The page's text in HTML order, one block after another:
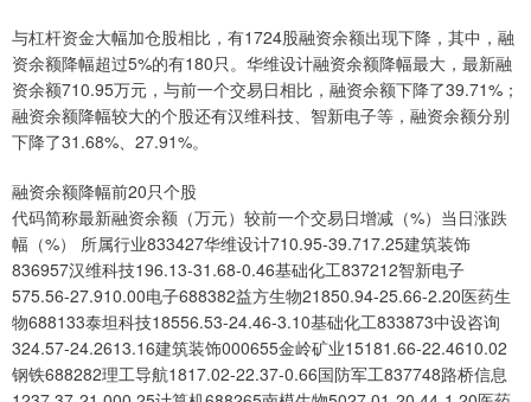
与杠杆资金大幅加仓股相比，有1724股融资余额出现下降，其中，融
资余额降幅超过5%的有180只。华维设计融资余额降幅最大，最新融
资余额710.95万元，与前一个交易日相比，融资余额下降了39.71%；
融资余额降幅较大的个股还有汉维科技、智新电子等，融资余额分别
下降了31.68%、27.91%。
融资余额降幅前20只个股
代码简称最新融资余额（万元）较前一个交易日增减（%）当日涨跌
幅（%） 所属行业833427华维设计710.95-39.717.25建筑装饰
836957汉维科技196.13-31.68-0.46基础化工837212智新电子
575.56-27.910.00电子688382益方生物21850.94-25.66-2.20医药生
物688133泰坦科技18556.53-24.46-3.10基础化工833873中设咨询
324.57-24.2613.16建筑装饰000655金岭矿业15181.66-22.4610.02
钢铁688282理工导航1817.02-22.37-0.66国防军工837748路桥信息